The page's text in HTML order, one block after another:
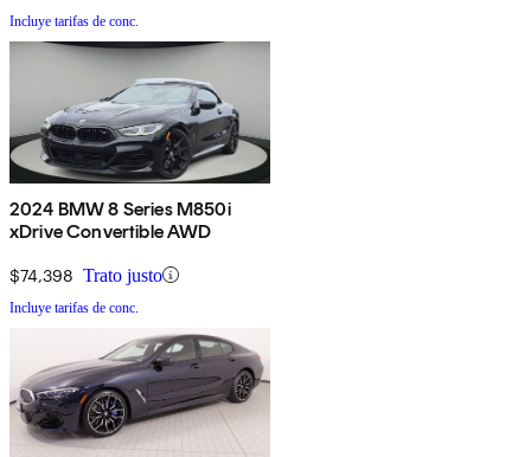
Incluye tarifas de conc.
2024 BMW 8 Series M850i
xDrive Convertible AWD
$74,398 Trato justo
Incluye tarifas de conc.